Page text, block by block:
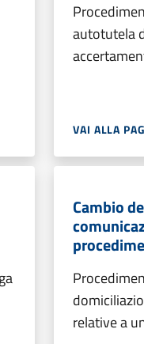
autotutela
VAI ALLA
Cambio
relative a